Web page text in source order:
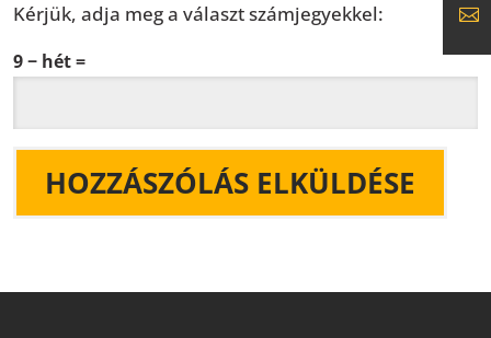
Kérjük, adja meg a választ számjegyekkel:
9 − hét =